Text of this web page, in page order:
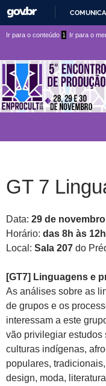
conteúdo
menu
superior
Ir para o conteúdo 1 Ir para o
GT 7
Data: 29 de novembro
Horário: das 8h às
Local: Sala 207 do
[GT7] Linguagens e
As análises sobre as
de grupos e os
interessam a este
vão privilegiar estudos
culturas indígenas,
populares,
design, moda,